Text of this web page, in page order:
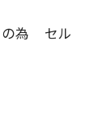
の為 セル